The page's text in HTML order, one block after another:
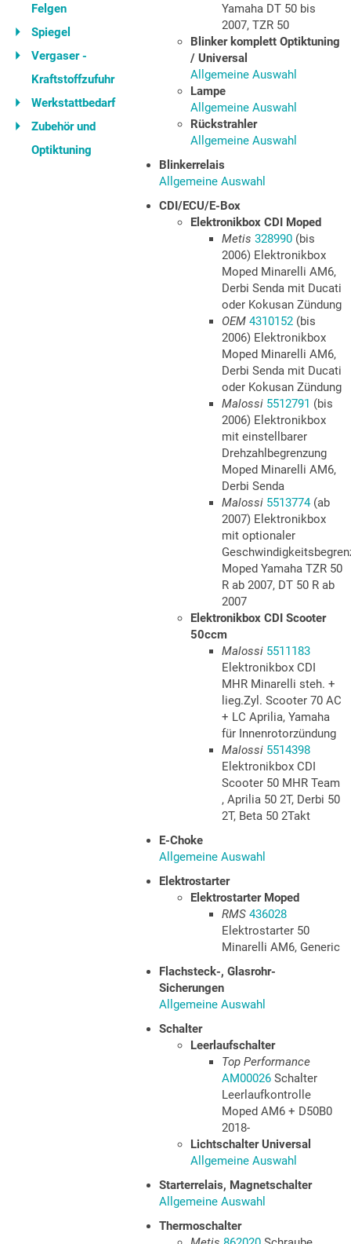
Felgen
Spiegel
Vergaser -
Kraftstoffzufuhr
Werkstattbedarf
Zubehör und
Optiktuning
Yamaha DT 50 bis
2007, TZR 50
Blinker komplett Optiktuning
/ Universal
Allgemeine Auswahl
Lampe
Allgemeine Auswahl
Rückstrahler
Allgemeine Auswahl
Blinkerrelais
Allgemeine Auswahl
CDI/ECU/E-Box
Elektronikbox CDI Moped
Metis 328990(bis
2006) Elektronikbox
Moped Minarelli AM6,
Derbi Senda mit Ducati
oder Kokusan Zündung
OEM 4310152(bis
2006) Elektronikbox
Moped Minarelli AM6,
Derbi Senda mit Ducati
oder Kokusan Zündung
Malossi 5512791 (bis
2006) Elektronikbox
mit einstellbarer
Drehzahlbegrenzung
Moped Minarelli AM6,
Derbi Senda
Malossi 5513774(ab
2007) Elektronikbox
mit optionaler
Moped Yamaha TZR 50
R ab 2007, DT 50 R ab
2007
Elektronikbox CDI Scooter
50ccm
Malossi 5511183
Elektronikbox CDI
MHR Minarelli steh. +
lieg.Zyl. Scooter 70 AC
+ LC Aprilia, Yamaha
für Innenrotorzündung
Malossi 5514398
Elektronikbox CDI
Scooter 50 MHR Team
, Aprilia 50 2T, Derbi 50
2T, Beta 50 2Takt
E-Choke
Allgemeine Auswahl
Elektrostarter
Elektrostarter Moped
RMS 436028
Elektrostarter 50
Minarelli AM6, Generic
Flachsteck-, Glasrohr-
Sicherungen
Allgemeine Auswahl
Schalter
Leerlaufschalter
Top Performance
AM00026Schalter
Leerlaufkontrolle
Moped AM6 + D50B0
2018-
Lichtschalter Universal
Allgemeine Auswahl
Starterrelais, Magnetschalter
Allgemeine Auswahl
Thermoschalter